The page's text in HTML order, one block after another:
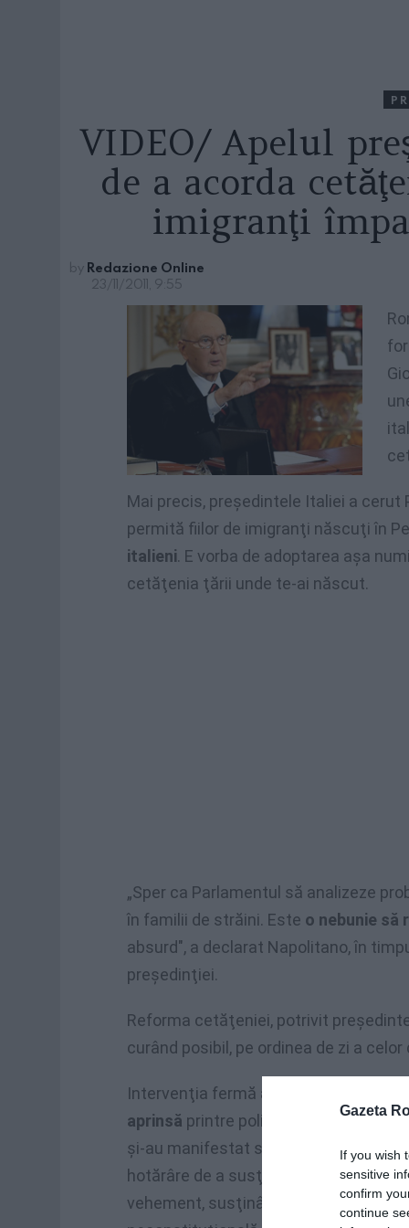
Gazeta
If you wish
sensitive
confirm
continue
VIDEO/ Apelul
de a acorda
imigranţi
by Redazione Online
23/11/2011, 9:55
Mai precis, preşedintele Italiei a
permită fiilor de imigranţi născuţi în
italieni. E vorba de adoptarea aşa
cetăţenia ţării unde te-ai născut.
„Sper ca Parlamentul să analizeze
în familii de străini. Este o nebunie să
absurd", a declarat Napolitano, în
preşedinţiei.
Reforma cetăţeniei, potrivit
curând posibil, pe ordinea de zi a celor
Intervenţia fermă a preşedintelui
aprinsă printre politicienii italieni. Pe
şi-au manifestat susţinerea faţă de
hotărâre de a susţine reforma
vehement, susţinând că o dezbatere